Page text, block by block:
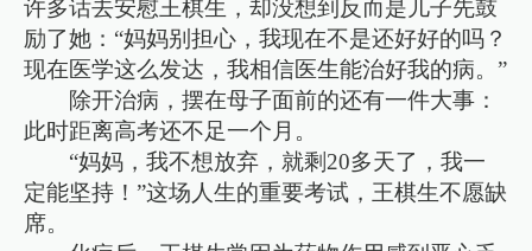
许多话去安慰王棋生，却没想到反而是儿子先鼓
励了她：“妈妈别担心，我现在不是还好好的吗？
现在医学这么发达，我相信医生能治好我的病。”
除开治病，摆在母子面前的还有一件大事：
此时距离高考还不足一个月。
“妈妈，我不想放弃，就剩20多天了，我一
定能坚持！”这场人生的重要考试，王棋生不愿缺
席。